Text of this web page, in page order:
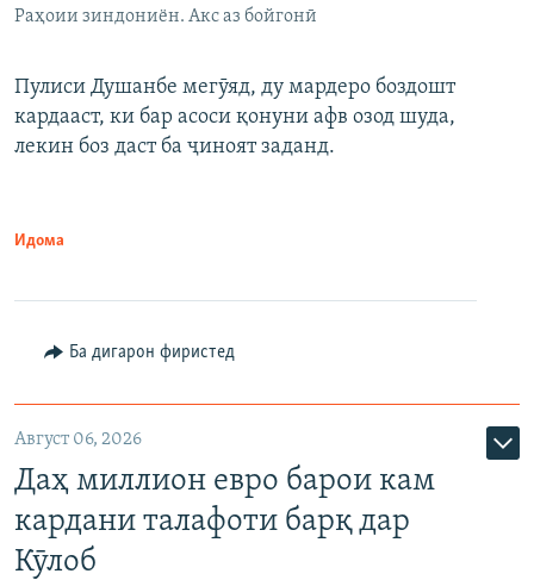
Раҳоии зиндониён. Акс аз бойгонӣ
Пулиси Душанбе мегӯяд, ду мардеро боздошт
кардааст, ки бар асоси қонуни афв озод шуда,
лекин боз даст ба ҷиноят заданд.
Идома
Ба дигарон фиристед
Август 06, 2026
Даҳ миллион евро барои кам
кардани талафоти барқ дар
Кӯлоб